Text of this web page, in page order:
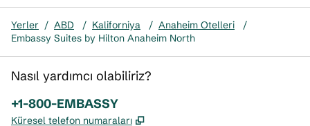
Yerler / ABD / Kaliforniya / Anaheim Otelleri
/
Embassy Suites by Hilton Anaheim North
Nasıl yardımcı olabiliriz?
Telefon:
+1-800-EMBASSY
Küresel telefon numaraları ,